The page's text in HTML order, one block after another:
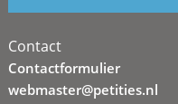
Contact
Contactformulier
webmaster@petities.nl